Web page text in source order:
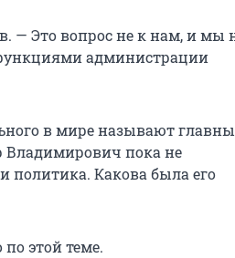
— Это вопрос не к нам, и мы
администрации
в мире называют
Владимирович пока не
политика. Какова была его
этой теме.